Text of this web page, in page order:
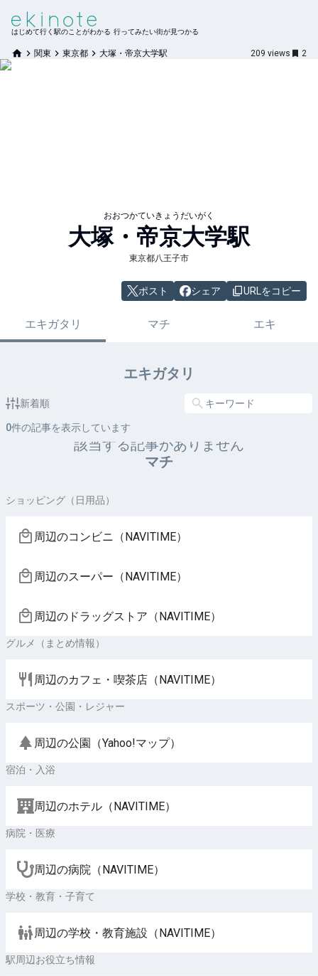
はじめて行く駅のことがわかる 行ってみたい街が見つかる
関東 東京都 大塚・帝京大学駅 209 views 2
おおつかていきょうだいがく
大塚・帝京大学駅
東京都八王子市
ポスト シェア URLをコピー
エキガタリ マチ エキ
エキガタリ
新着順
0件の記事を表示しています
該当する記事がありません
マチ
ショッピング（日用品）
周辺のコンビニ（NAVITIME）
周辺のスーパー（NAVITIME）
周辺のドラッグストア（NAVITIME）
グルメ（まとめ情報）
周辺のカフェ・喫茶店（NAVITIME）
スポーツ・公園・レジャー
周辺の公園（Yahoo!マップ）
宿泊・入浴
周辺のホテル（NAVITIME）
病院・医療
周辺の病院（NAVITIME）
学校・教育・子育て
周辺の学校・教育施設（NAVITIME）
駅周辺お役立ち情報